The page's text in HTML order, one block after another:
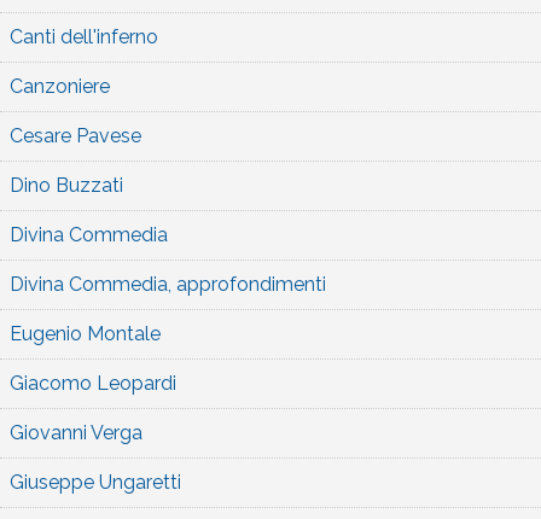
Canti dell'inferno
Canzoniere
Cesare Pavese
Dino Buzzati
Divina Commedia
Divina Commedia, approfondimenti
Eugenio Montale
Giacomo Leopardi
Giovanni Verga
Giuseppe Ungaretti